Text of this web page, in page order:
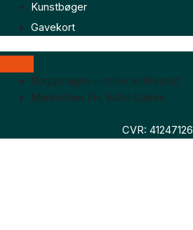
Kunstbøger
Gavekort
Boggaragen – online antikvariat
Marktoften 7H, 8464 Galten
CVR: 41247126